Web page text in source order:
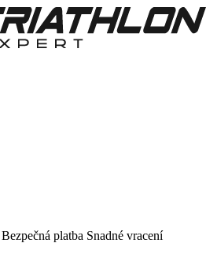
Bezpečná platba Snadné vracení